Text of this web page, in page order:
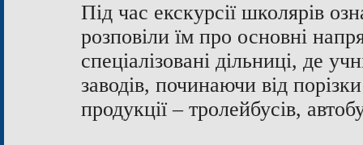
Під час екскурсії школярів
розповіли їм про основні
спеціалізовані дільниці, де
заводів, починаючи від
продукції – тролейбусів,